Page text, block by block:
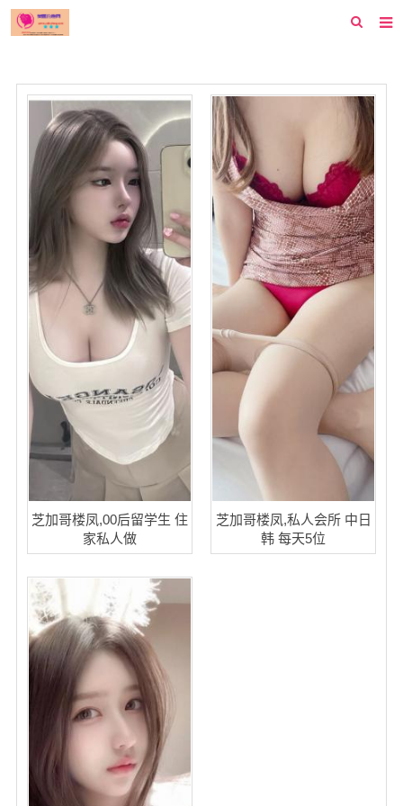
纽约
洛杉矶
波士顿
费城
旧金山
西雅图
新泽西
休斯顿
华盛顿
San Diego
波特兰
拉斯维加斯
迈阿密
尔湾
佛罗里达州
得克萨斯
乔治亚州
芝加哥楼凤,00后留学生 住
家私人做
芝加哥楼凤,私人会所 中日
韩 每天5位